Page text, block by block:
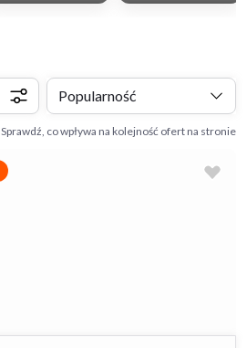
Popularność
Sprawdź, co wpływa na kolejność ofert na stronie